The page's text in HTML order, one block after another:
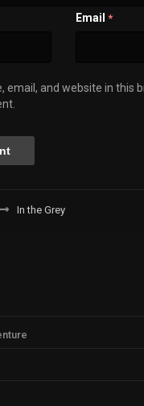
Email *
email, and website in this
In the Grey